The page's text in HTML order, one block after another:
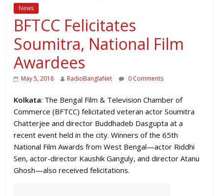
News
BFTCC Felicitates
Soumitra, National Film
Awardees
May 5, 2018 RadioBanglaNet 0 Comments
Kolkata: The Bengal Film & Television Chamber of
Commerce (BFTCC) felicitated veteran actor Soumitra
Chatterjee and director Buddhadeb Dasgupta at a
recent event held in the city. Winners of the 65th
National Film Awards from West Bengal—actor Riddhi
Sen, actor-director Kaushik Ganguly, and director Atanu
Ghosh—also received felicitations.